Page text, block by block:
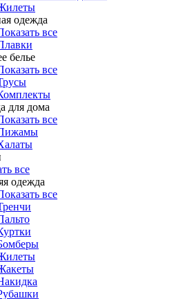
одежда
все
белье
все
для дома
все
все
одежда
все